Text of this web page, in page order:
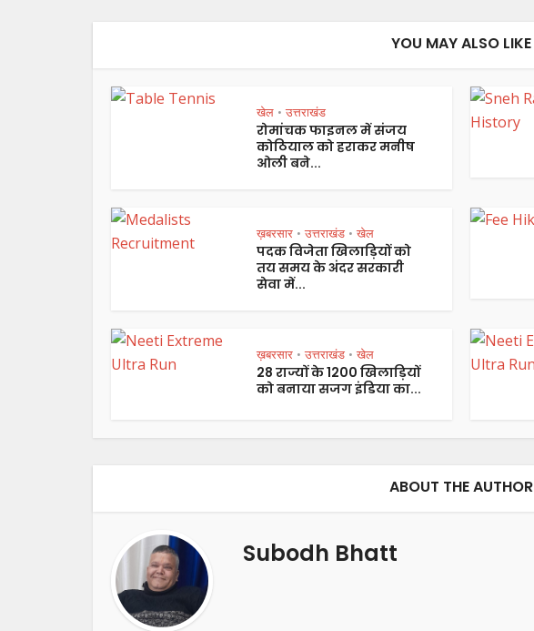
YOU MAY ALSO LIKE
खेल • उत्तराखंड
रोमांचक फाइनल में संजय
कोठियाल को हराकर मनीष
ओली बने...
ख़बरसार • उत्तराखंड • खेल
पदक विजेता खिलाड़ियों को
तय समय के अंदर सरकारी
सेवा में...
ख़बरसार • उत्तराखंड • खेल
28 राज्यों के 1200 खिलाड़ियों
को बनाया सजग इंडिया का...
ABOUT THE AUTHOR
Subodh Bhatt